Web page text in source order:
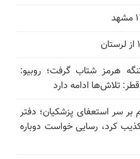
هرمز شتاب گرفت؛ روبیو:
تلاش‌ها ادامه دارد
سر استعفای پزشکیان؛ دفتر
کرد، رسایی خواست دوباره